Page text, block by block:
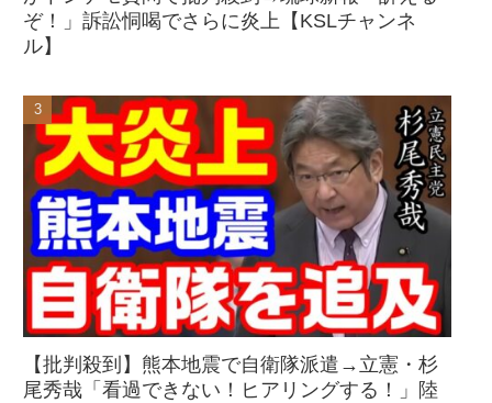
ぞ！」訴訟恫喝でさらに炎上【KSLチャンネ
ル】
【批判殺到】熊本地震で自衛隊派遣→立憲・杉
尾秀哉「看過できない！ヒアリングする！」陸